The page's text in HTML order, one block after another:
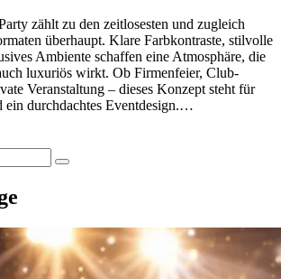
zählt zu den zeitlosesten und zugleich
überhaupt. Klare Farbkontraste, stilvolle
Ambiente schaffen eine Atmosphäre, die
luxuriös wirkt. Ob Firmenfeier, Club-
Veranstaltung – dieses Konzept steht für
ein durchdachtes Eventdesign.…